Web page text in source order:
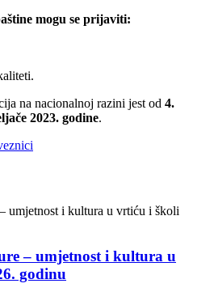
mogu se prijaviti:
na nacionalnoj razini jest od 4.
2023. godine.
– umjetnost i kultura u
godinu